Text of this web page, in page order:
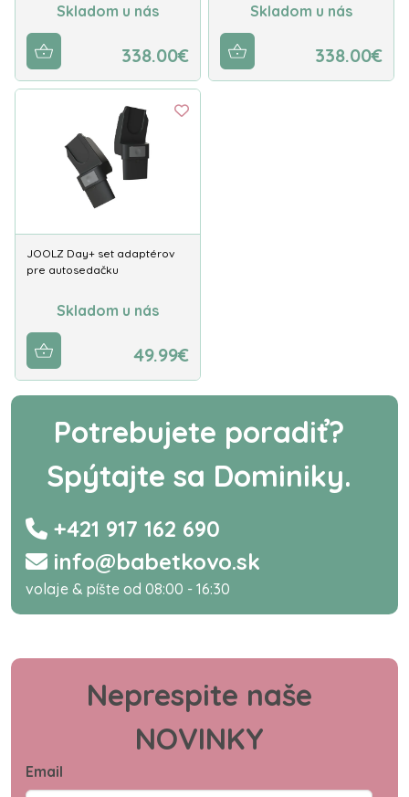
Skladom u nás
338.00€
Skladom u nás
338.00€
JOOLZ Day+ set adaptérov
pre autosedačku
Skladom u nás
49.99€
Potrebujete poradiť?
Spýtajte sa Dominiky.
+421 917 162 690
info@babetkovo.sk
volaje & píšte od 08:00 - 16:30
Neprespite naše
NOVINKY
Email